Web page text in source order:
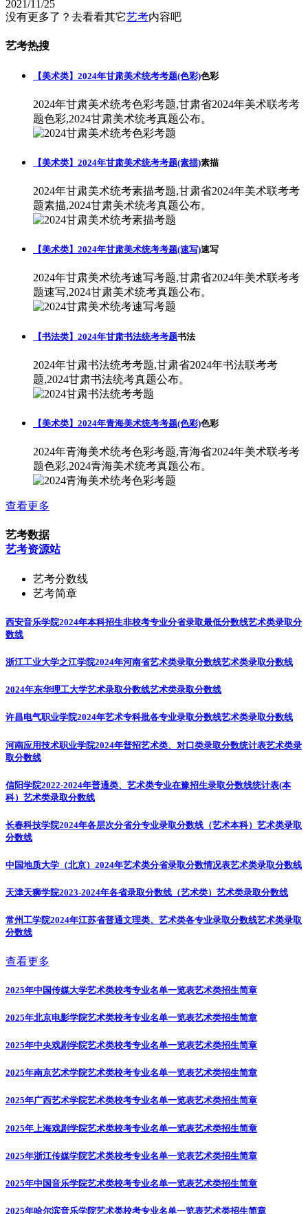
2021/11/25
没有更多了？去看看其它艺考内容吧
艺考热搜
【美术类】2024年甘肃美术统考考题(色彩)色彩
2024年甘肃美术统考色彩考题,甘肃省2024年美术联考考
题色彩,2024甘肃美术统考真题公布。
【美术类】2024年甘肃美术统考考题(素描)素描
2024年甘肃美术统考素描考题,甘肃省2024年美术联考考
题素描,2024甘肃美术统考真题公布。
【美术类】2024年甘肃美术统考考题(速写)速写
2024年甘肃美术统考速写考题,甘肃省2024年美术联考考
题速写,2024甘肃美术统考真题公布。
【书法类】2024年甘肃书法统考考题书法
2024年甘肃书法统考考题,甘肃省2024年书法联考考
题,2024甘肃书法统考真题公布。
【美术类】2024年青海美术统考考题(色彩)色彩
2024年青海美术统考色彩考题,青海省2024年美术联考考
题色彩,2024青海美术统考真题公布。
查看更多
艺考数据
艺考资源站
艺考分数线
艺考简章
西安音乐学院2024年本科招生非校考专业分省录取最低分数线艺术类录取分
数线
浙江工业大学之江学院2024年河南省艺术类录取分数线艺术类录取分数线
2024年东华理工大学艺术录取分数线艺术类录取分数线
许昌电气职业学院2024年艺术专科批各专业录取分数线艺术类录取分数线
河南应用技术职业学院2024年普招艺术类、对口类录取分数统计表艺术类录
取分数线
信阳学院2022-2024年普通类、艺术类专业在豫招生录取分数线统计表(本
科） 艺术类录取分数线
长春科技学院2024年各层次分省分专业录取分数线（艺术本科） 艺术类录取
分数线
中国地质大学（北京）2024年艺术类分省录取分数情况表艺术类录取分数线
天津天狮学院2023-2024年各省录取分数线（艺术类） 艺术类录取分数线
常州工学院2024年江苏省普通文理类、艺术类各专业录取分数线艺术类录取
分数线
查看更多
2025年中国传媒大学艺术类校考专业名单一览表艺术类招生简章
2025年北京电影学院艺术类校考专业名单一览表艺术类招生简章
2025年中央戏剧学院艺术类校考专业名单一览表艺术类招生简章
2025年南京艺术学院艺术类校考专业名单一览表艺术类招生简章
2025年广西艺术学院艺术类校考专业名单一览表艺术类招生简章
2025年上海戏剧学院艺术类校考专业名单一览表艺术类招生简章
2025年浙江传媒学院艺术类校考专业名单一览表艺术类招生简章
2025年中国音乐学院艺术类校考专业名单一览表艺术类招生简章
2025年哈尔滨音乐学院艺术类校考专业名单一览表艺术类招生简章